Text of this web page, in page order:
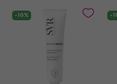
-10% -